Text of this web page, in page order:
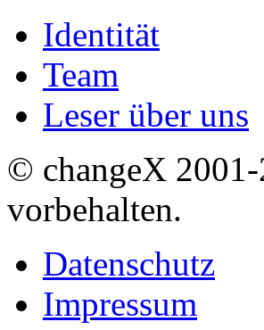
Identität
Team
Leser über uns
© changeX
vorbehalten.
Datenschutz
Impressum